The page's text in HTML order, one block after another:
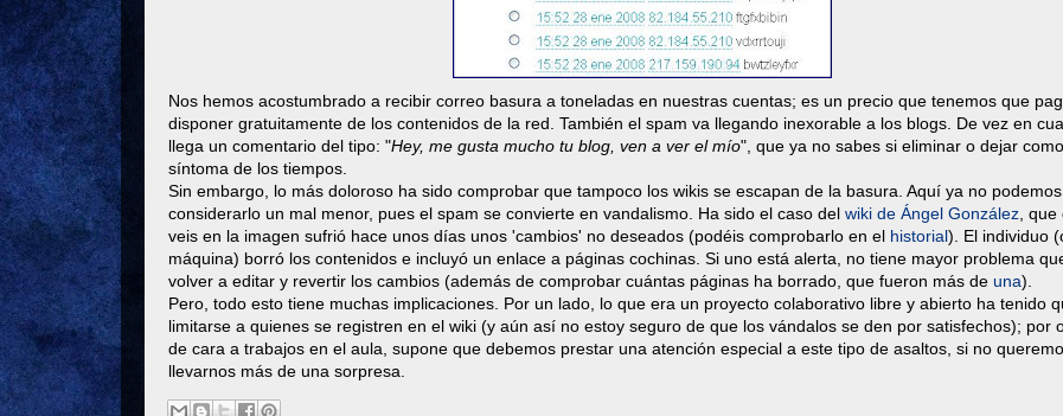
Nos hemos acostumbrado a recibir correo basura a toneladas en nuestras cuentas; es un precio que tenemos que
disponer gratuitamente de los contenidos de la red. También el spam va llegando inexorable a los blogs. De vez en
llega un comentario del tipo: "Hey, me gusta mucho tu blog, ven a ver el mío", que ya no sabes si eliminar o dejar como
síntoma de los tiempos.
Sin embargo, lo más doloroso ha sido comprobar que tampoco los wikis se escapan de la basura. Aquí ya no podemos
considerarlo un mal menor, pues el spam se convierte en vandalismo. Ha sido el caso del wiki de Ángel González ,
veis en la imagen sufrió hace unos días unos 'cambios' no deseados (podéis comprobarlo en el historial). El individuo
máquina) borró los contenidos e incluyó un enlace a páginas cochinas. Si uno está alerta, no tiene mayor problema
volver a editar y revertir los cambios (además de comprobar cuántas páginas ha borrado, que fueron más de una).
Pero, todo esto tiene muchas implicaciones. Por un lado, lo que era un proyecto colaborativo libre y abierto ha tenido
limitarse a quienes se registren en el wiki (y aún así no estoy seguro de que los vándalos se den por satisfechos); por
de cara a trabajos en el aula, supone que debemos prestar una atención especial a este tipo de asaltos, si no
llevarnos más de una sorpresa.